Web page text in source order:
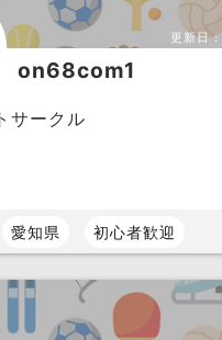
更新日：
on68com1
サークル
愛知県 初心者歓迎